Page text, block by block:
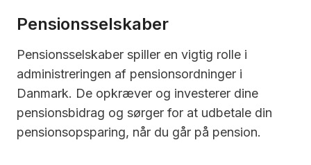
Pensionsselskaber
Pensionsselskaber spiller en vigtig rolle i
administreringen af pensionsordninger i
Danmark. De opkræver og investerer dine
pensionsbidrag og sørger for at udbetale din
pensionsopsparing, når du går på pension.